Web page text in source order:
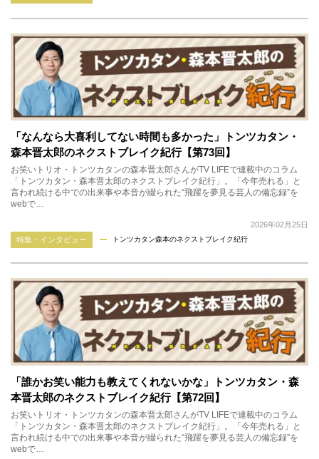
「なんなら大喜利してない時間も多かった」トンツカタン・
森本晋太郎のネクストブレイク紀行【第73回】
お笑いトリオ・トンツカタンの森本晋太郎さんがTV LIFEで連載中のコラム
「トンツカタン・森本晋太郎のネクストブレイク紀行」。「今年売れる」と
言われ続ける中での出来事や本音が綴られた“飛躍を夢見る芸人の備忘録”を
webで…
2026年02月25日
特集・インタビュー
トンツカタン森本のネクストブレイク紀行
「誰かお笑い能力も教えてくれないかな」トンツカタン・森
本晋太郎のネクストブレイク紀行【第72回】
お笑いトリオ・トンツカタンの森本晋太郎さんがTV LIFEで連載中のコラム
「トンツカタン・森本晋太郎のネクストブレイク紀行」。「今年売れる」と
言われ続ける中での出来事や本音が綴られた“飛躍を夢見る芸人の備忘録”を
webで…